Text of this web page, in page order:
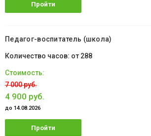
Пройти
Педагог-воспитатель (школа)
от 288
7 000 руб.
4 900 руб.
до 14.08.2026
Пройти